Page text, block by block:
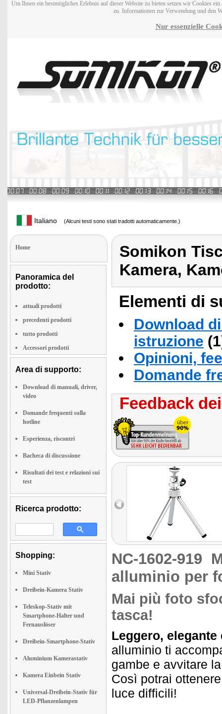
Um Ihnen ein bestmögliches Erlebnis auf dieser Website zu bieten setzen wir Cookies
zu. Informationen zur Verwendung und den
Nur essenzielle
Italiano (Alcuni testi sono stati tradotti automaticamente.)
Home
Panoramica del
prodotto:
attuali prodotti
precedenti prodotti
tutto prodotti
Accessori prodotti
Area di supporto:
Download di manuali, driver,
video
Domande frequenti sulla
hotline
Esperienza, riscontri
Bacheca di discussione
Risultati dei test e relazioni sui
test
Ricerca prodotto:
Shopping:
Mini Stativ
Dreibein-Kamera Stativ
Teleskop-Stativ mit
Smartphone-Halter und
Fernauslöser
Dreibein-Smartphone-Stativ
Aluminium Kamerastativ
Kamera Einbein Stativ
Universal-Dreibein-Stativ für
LED-Pflanzenlampen
Somikon
Kamera,
Elementi di
Download
istruzione
Opinioni,
Domande
Feedback
NC-1602-919
alluminio per
Mai più foto
tasca!
Leggero,
alluminio ti
gambe e avvitare
Così potrai
luce difficili!